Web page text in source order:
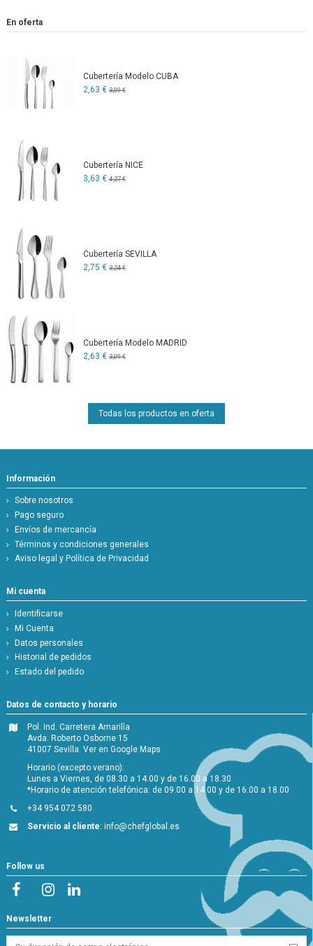
En oferta
Cubertería Modelo CUBA
2,63 € 3,09 €
Cubertería NICE
3,63 € 4,27 €
Cubertería SEVILLA
2,75 € 3,24 €
Cubertería Modelo MADRID
2,63 € 3,09 €
Todas los productos en oferta
Información
Sobre nosotros
Pago seguro
Envíos de mercancía
Términos y condiciones generales
Aviso legal y Política de Privacidad
Mi cuenta
Identificarse
Mi Cuenta
Datos personales
Historial de pedidos
Estado del pedido
Datos de contacto y horario
Pol. Ind. Carretera Amarilla
Avda. Roberto Osborne 15
41007 Sevilla.Ver en Google Maps
Horario (excepto verano):
Lunes a Viernes, de 08.30 a 14.00 y de 16.00 a 18.30
*Horario de atención telefónica: de 09.00 a 14.00 y de 16.00 a 18.00
+34 954 072 580
Servicio al cliente:info@chefglobal.es
Follow us
Newsletter